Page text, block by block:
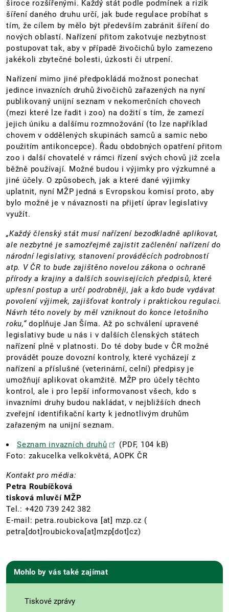
široce rozšířenými. Každý stát podle podmínek a rizik
šíření daného druhu určí, jak bude regulace probíhat s
tím, že cílem by mělo být především zabránit šíření do
nových oblastí. Nařízení přitom zakotvuje nezbytnost
postupovat tak, aby v případě živočichů bylo zamezeno
jakékoli zbytečné bolesti, úzkosti či utrpení.
Nařízení mimo jiné předpokládá možnost ponechat
jedince invazních druhů živočichů zařazených na nyní
publikovaný unijní seznam v nekomerčních chovech
(mezi které lze řadit i zoo) na dožití s tím, že zamezí
jejich úniku a dalšímu rozmnožování (to lze například
chovem v oddělených skupinách samců a samic nebo
použitím antikoncepce). Řadu obdobných opatření přitom
zoo i další chovatelé v rámci řízení svých chovů již zcela
běžně používají. Možné budou i výjimky pro výzkumné a
jiné účely. O způsobech, jak a které dané výjimky
uplatnit, nyní MŽP jedná s Evropskou komisí proto, aby
bylo možné je v návaznosti na přijetí úprav legislativy
využít.
„Každý členský stát musí nařízení bezodkladně aplikovat,
ale nezbytné je samozřejmě zajistit začlenění nařízení do
národní legislativy, stanovení prováděcích podrobností
atp. V ČR to bude zajištěno novelou zákona o ochraně
přírody a krajiny a dalších souvisejících předpisů, které
upřesní postup a určí podrobněji, jak a kdo bude vydávat
povolení výjimek, zajišťovat kontroly i praktickou regulaci.
Návrh této novely by měl vzniknout do konce letošního
roku,“doplňuje Jan Šíma. Až po schválení upravené
legislativy bude u nás i v dalších členských státech
nařízení plně v platnosti. Do té doby bude v ČR možné
provádět pouze dovozní kontroly, které vycházejí z
nařízení a příslušné (veterinární, celní) předpisy je
umožňují aplikovat okamžitě. MŽP pro účely těchto
kontrol, ale i pro lepší informovanost všech, kdo s
invazními druhy budou nakládat, v nejbližších dnech
zveřejní identifikační karty k jednotlivým druhům
zařazeným na unijní seznam.
Seznam invazních druhů
(PDF, 104 kB)
Foto: zakucelka velkokvětá, AOPK ČR
Kontakt pro média:
Petra Roubíčková
tisková mluvčí MŽP
Tel.: +420 739 242 382
E-mail: petra.roubickova [at] mzp.cz (
petra[dot]roubickova[at]mzp[dot]cz)
Mohlo by vás také zajímat
Tiskové zprávy